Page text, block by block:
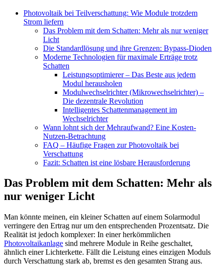
Photovoltaik bei Teilverschattung: Wie Module trotzdem
Strom liefern
Das Problem mit dem Schatten: Mehr als nur weniger
Licht
Die Standardlösung und ihre Grenzen: Bypass-Dioden
Moderne Technologien für maximale Erträge trotz
Schatten
Leistungsoptimierer – Das Beste aus jedem
Modul herausholen
Modulwechselrichter (Mikrowechselrichter) –
Die dezentrale Revolution
Intelligentes Schattenmanagement im
Wechselrichter
Wann lohnt sich der Mehraufwand? Eine Kosten-
Nutzen-Betrachtung
FAQ – Häufige Fragen zur Photovoltaik bei
Verschattung
Fazit: Schatten ist eine lösbare Herausforderung
Das Problem mit dem Schatten: Mehr als
nur weniger Licht
Man könnte meinen, ein kleiner Schatten auf einem Solarmodul
verringere den Ertrag nur um den entsprechenden Prozentsatz. Die
Realität ist jedoch komplexer: In einer herkömmlichen
Photovoltaikanlage sind mehrere Module in Reihe geschaltet,
ähnlich einer Lichterkette. Fällt die Leistung eines einzigen Moduls
durch Verschattung stark ab, bremst es den gesamten Strang aus.